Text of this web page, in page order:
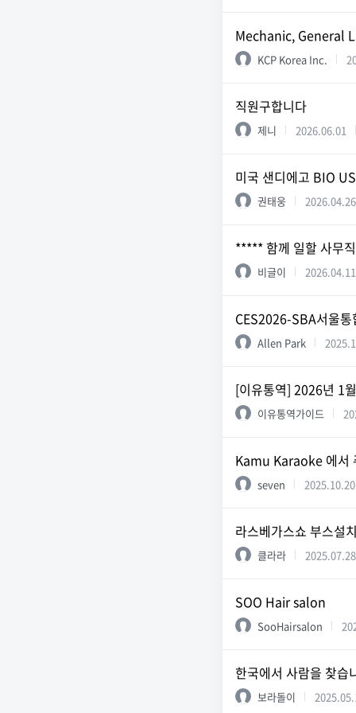
Mechanic, General
KCP Korea Inc.
직원구합니다
제니 2026.06.01
미국 샌디에고 BIO
권태웅 2026.04.26
***** 함께 일할 사무
비글이 2026.04.11
CES2026-SBA서울
Allen Park
[이유통역] 2026년 1
이유통역가이드
Kamu Karaoke 에서
seven 2025.10.20
라스베가스쇼 부스설
클라라 2025.07.28
SOO Hair salon
SooHairsalon
한국에서 사람을 찾습
보라돌이